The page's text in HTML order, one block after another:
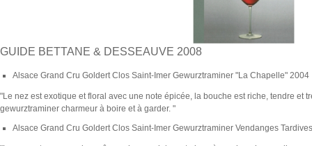
GUIDE BETTANE & DESSEAUVE 2008
Alsace Grand Cru Goldert Clos Saint-Imer Gewurztraminer "La Chapelle"
"Le nez est exotique et floral avec une note épicée, la bouche est riche, tendre et
gewurztraminer charmeur à boire et à garder. "
Alsace Grand Cru Goldert Clos Saint-Imer Gewurztraminer Vendanges